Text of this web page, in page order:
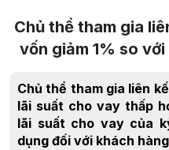
Chủ thể tham gia
vốn giảm 1% so
Chủ thể tham gia liên
lãi suất cho vay thấp
lãi suất cho vay của
dụng đối với khách